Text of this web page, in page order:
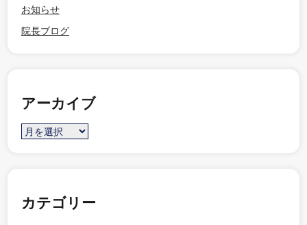
お知らせ
院長ブログ
アーカイブ
カテゴリー